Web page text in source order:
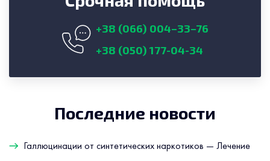
+38 (066) 004–33–76
+38 (050) 177-04-34
Последние новости
Галлюцинации от синтетических наркотиков — Лечение